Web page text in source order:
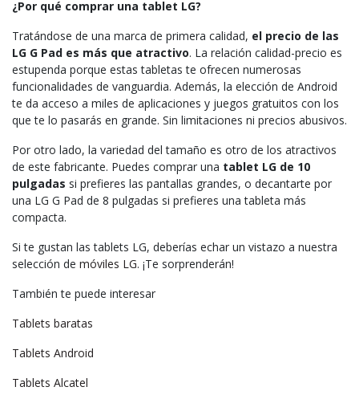
¿Por qué comprar una tablet LG?
Tratándose de una marca de primera calidad, el precio de las
LG G Pad es más que atractivo. La relación calidad-precio es
estupenda porque estas tabletas te ofrecen numerosas
funcionalidades de vanguardia. Además, la elección de Android
te da acceso a miles de aplicaciones y juegos gratuitos con los
que te lo pasarás en grande. Sin limitaciones ni precios abusivos.
Por otro lado, la variedad del tamaño es otro de los atractivos
de este fabricante. Puedes comprar una tablet LG de 10
pulgadas si prefieres las pantallas grandes, o decantarte por
una LG G Pad de 8 pulgadas si prefieres una tableta más
compacta.
Si te gustan las tablets LG, deberías echar un vistazo a nuestra
selección de móviles LG. ¡Te sorprenderán!
También te puede interesar
Tablets baratas
Tablets Android
Tablets Alcatel